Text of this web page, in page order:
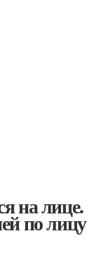
на лице.
по лицу